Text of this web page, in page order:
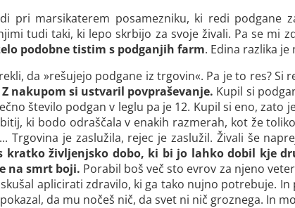
pri marsikaterem posamezniku, ki redi podgane
tudi taki, ki lepo skrbijo za svoje živali. Pa se mi
podobne tistim s podganjih farm. Edina razlika
da »rešujejo podgane iz trgovin«. Pa je to res?
Z nakupom si ustvaril povpraševanje. Kupil si
število podgan v leglu pa je 12. Kupil si eno,
ki bodo odraščala v enakih razmerah, kot že
Trgovina je zaslužila, rejec je zaslužil. Živali še
kratko življenjsko dobo, ki bi jo lahko dobil kje
na smrt boji. Porabil boš več sto evrov za njeno
aplicirati zdravilo, ki ga tako nujno potrebuje.
da mu nočeš nič, da svet ni nič groznega. In